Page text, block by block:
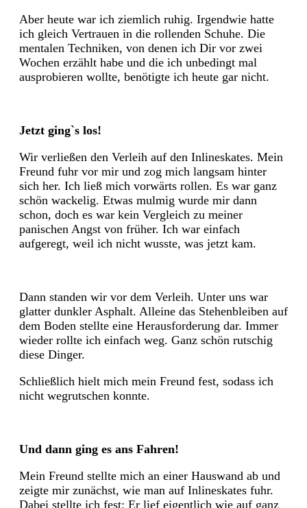
Aber heute war ich ziemlich ruhig. Irgendwie hatte
ich gleich Vertrauen in die rollenden Schuhe. Die
mentalen Techniken, von denen ich Dir vor zwei
Wochen erzählt habe und die ich unbedingt mal
ausprobieren wollte, benötigte ich heute gar nicht.
Jetzt ging`s los!
Wir verließen den Verleih auf den Inlineskates. Mein
Freund fuhr vor mir und zog mich langsam hinter
sich her. Ich ließ mich vorwärts rollen. Es war ganz
schön wackelig. Etwas mulmig wurde mir dann
schon, doch es war kein Vergleich zu meiner
panischen Angst von früher. Ich war einfach
aufgeregt, weil ich nicht wusste, was jetzt kam.
Dann standen wir vor dem Verleih. Unter uns war
glatter dunkler Asphalt. Alleine das Stehenbleiben auf
dem Boden stellte eine Herausforderung dar. Immer
wieder rollte ich einfach weg. Ganz schön rutschig
diese Dinger.
Schließlich hielt mich mein Freund fest, sodass ich
nicht wegrutschen konnte.
Und dann ging es ans Fahren!
Mein Freund stellte mich an einer Hauswand ab und
zeigte mir zunächst, wie man auf Inlineskates fuhr.
Dabei stellte ich fest: Er lief eigentlich wie auf ganz